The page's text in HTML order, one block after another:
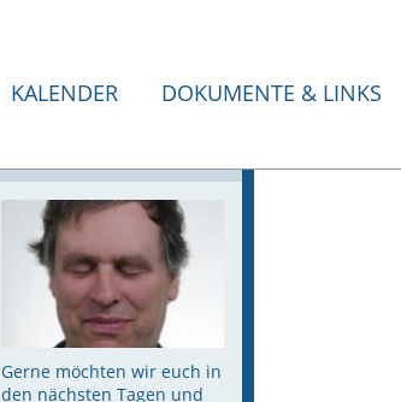
KALENDER DOKUMENTE & LINKS
EIN VORSTAND STELLT
Gerne möchten wir euch in
den nächsten Tagen und